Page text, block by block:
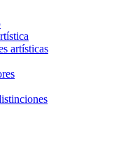
artísticas